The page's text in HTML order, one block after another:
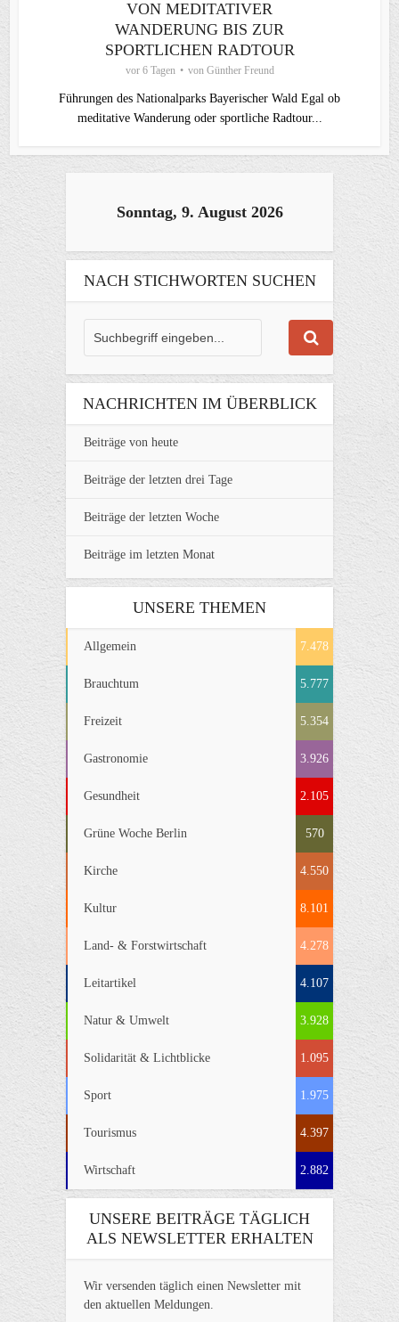
VON MEDITATIVER
WANDERUNG BIS ZUR
SPORTLICHEN RADTOUR
vor 6 Tagen von Günther Freund
Führungen des Nationalparks Bayerischer Wald Egal ob
meditative Wanderung oder sportliche Radtour...
Sonntag, 9. August 2026
NACH STICHWORTEN SUCHEN
NACHRICHTEN IM ÜBERBLICK
Beiträge von heute
Beiträge der letzten drei Tage
Beiträge der letzten Woche
Beiträge im letzten Monat
UNSERE THEMEN
Allgemein 7.478
Brauchtum 5.777
Freizeit 5.354
Gastronomie 3.926
Gesundheit 2.105
Grüne Woche Berlin 570
Kirche 4.550
Kultur 8.101
Land- & Forstwirtschaft 4.278
Leitartikel 4.107
Natur & Umwelt 3.928
Solidarität & Lichtblicke 1.095
Sport 1.975
Tourismus 4.397
Wirtschaft 2.882
UNSERE BEITRÄGE TÄGLICH
ALS NEWSLETTER ERHALTEN
Wir versenden täglich einen Newsletter mit
den aktuellen Meldungen.